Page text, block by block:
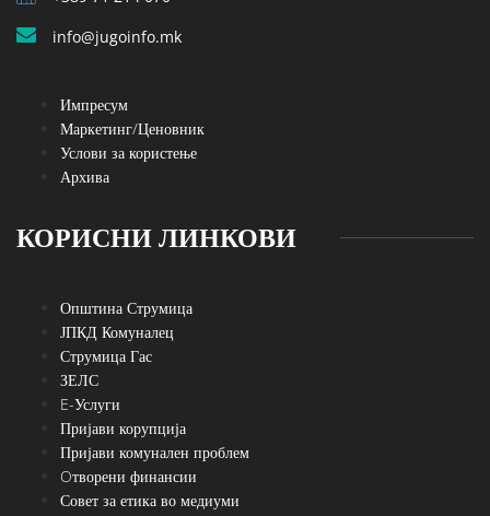
info@jugoinfo.mk
Импресум
Маркетинг/Ценовник
Услови за користење
Архива
КОРИСНИ ЛИНКОВИ
Општина Струмица
ЈПКД Комуналец
Струмица Гас
ЗЕЛС
E-Услуги
Пријави корупција
Пријави комунален проблем
Oтворени финансии
Совет за етика во медиуми